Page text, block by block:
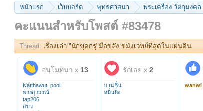
หน้าแรก เว็บบอร์ด พุทธศาสนา พระเครื่อง วัตถุมงคล
คะแนนสำหรับโพสต์ #83478
Thread: เรื่องเล่า "นักขุดกรุ"มือขลัง ขมังเวทย์ที่สุดในแผ่นดิน
อนุโมทนา x 13
Natthawut_pool
พวงสุวรรณ์
tap206
สบว
รักเลย x 2
บานชื่น
หมื่นยิ่ง
wanwi